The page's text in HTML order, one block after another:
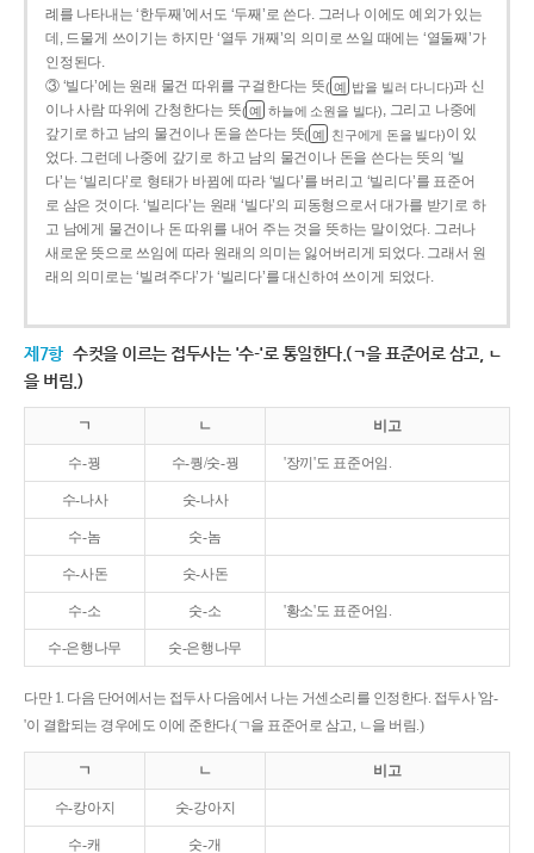
례를 나타내는 ‘한두째’에서도 ‘두째’로 쓴다. 그러나 이에도 예외가 있는
데, 드물게 쓰이기는 하지만 ‘열두 개째’의 의미로 쓰일 때에는 ‘열둘째’가
인정된다.
③ ‘빌다’에는 원래 물건 따위를 구걸한다는 뜻( 예 밥을 빌러 다니다)과 신
이나 사람 따위에 간청한다는 뜻( 예 하늘에 소원을 빌다), 그리고 나중에
갚기로 하고 남의 물건이나 돈을 쓴다는 뜻( 예 친구에게 돈을 빌다)이 있
었다. 그런데 나중에 갚기로 하고 남의 물건이나 돈을 쓴다는 뜻의 ‘빌
다’는 ‘빌리다’로 형태가 바뀜에 따라 ‘빌다’를 버리고 ‘빌리다’를 표준어
로 삼은 것이다. ‘빌리다’는 원래 ‘빌다’의 피동형으로서 대가를 받기로 하
고 남에게 물건이나 돈 따위를 내어 주는 것을 뜻하는 말이었다. 그러나
새로운 뜻으로 쓰임에 따라 원래의 의미는 잃어버리게 되었다. 그래서 원
래의 의미로는 ‘빌려주다’가 ‘빌리다’를 대신하여 쓰이게 되었다.
제7항 수컷을 이르는 접두사는 '수-'로 통일한다.(ㄱ을 표준어로 삼고, ㄴ
을 버림.)
ㄱ ㄴ 비고
수-꿩 수-퀑/숫-꿩 '장끼'도 표준어임.
수-나사 숫-나사
수-놈 숫-놈
수-사돈 숫-사돈
수-소 숫-소 '황소'도 표준어임.
수-은행나무 숫-은행나무
다만 1. 다음 단어에서는 접두사 다음에서 나는 거센소리를 인정한다. 접두사 '암-
'이 결합되는 경우에도 이에 준한다.(ㄱ을 표준어로 삼고, ㄴ을 버림.)
ㄱ ㄴ 비고
수-캉아지 숫-강아지
수-캐 숫-개